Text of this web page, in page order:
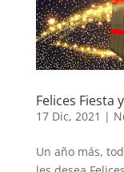
Felices Fiesta
17 Dic, 2021 |
Un año más,